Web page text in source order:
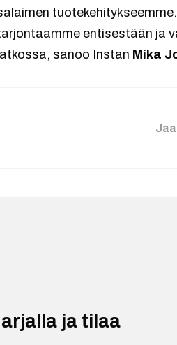
entisestään ja
sanoo Instan Mika
ja tilaa